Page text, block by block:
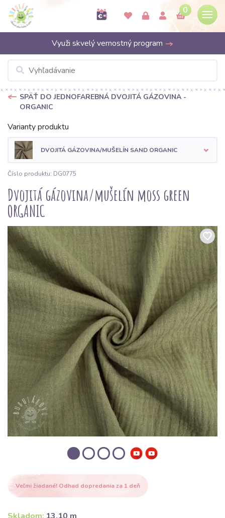
0
Využi skvelý vernostný program
SPÄŤ DO JEDNOFAREBNÁ DVOJITÁ GÁZOVINA -
ORGANIC
Varianty produktu
DVOJITÁ GÁZOVINA/MUŠELÍN SAND ORGANIC
Číslo produktu: DG0775
Dvojitá gázovina/mušelín moss green
ORGANIC
Veľmi žiadané! Odhad dopredania za 1 deň